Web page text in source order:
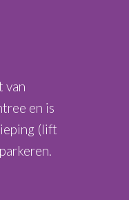
van
en is
(lift